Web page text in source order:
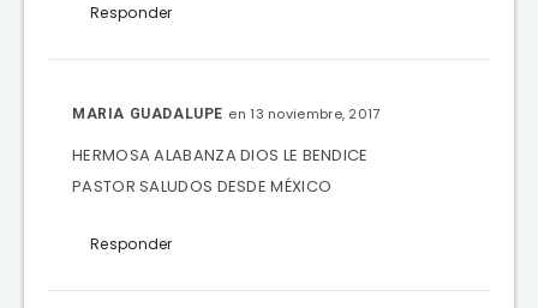
Responder
MARIA GUADALUPE en 13 noviembre, 2017
HERMOSA ALABANZA DIOS LE BENDICE
PASTOR SALUDOS DESDE MÉXICO
Responder